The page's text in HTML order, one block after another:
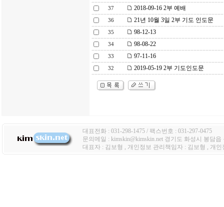
37 2018-09-16 2부 예배
36 21년 10월 3일 2부 기도 인도문
35 98-12-13
34 98-08-22
33 97-11-16
32 2019-05-19 2부 기도인도문
대표전화 : 031-298-1475 / 팩스번호 : 031-297-0475
문의메일 : kimskin@kimskin.net 경기도 화성시 봉담
대표자 : 김보형 , 개인정보 관리책임자 : 김보형 , 개